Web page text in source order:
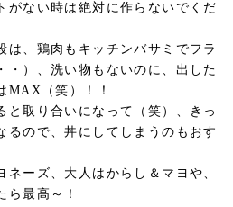
がない時は絶対に作らないでくだ
は、鶏肉もキッチンバサミでフラ
・）、洗い物もないのに、出した
MAX（笑）！！
と取り合いになって（笑）、きっ
るので、丼にしてしまうのもおす
ネーズ、大人はからし＆マヨや、
ら最高～！